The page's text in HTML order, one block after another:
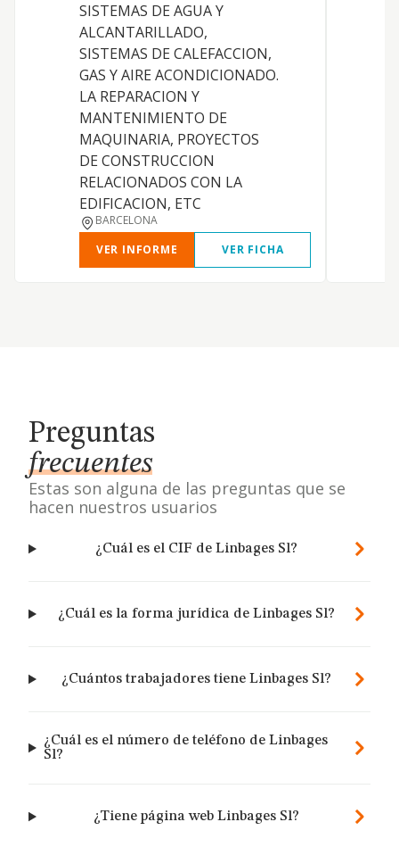
SISTEMAS DE AGUA Y
ALCANTARILLADO,
SISTEMAS DE CALEFACCION,
GAS Y AIRE ACONDICIONADO.
LA REPARACION Y
MANTENIMIENTO DE
MAQUINARIA, PROYECTOS
DE CONSTRUCCION
RELACIONADOS CON LA
EDIFICACION, ETC
BARCELONA
VER INFORME
VER FICHA
Preguntas
frecuentes
Estas son alguna de las preguntas que se
hacen nuestros usuarios
¿Cuál es el CIF de Linbages Sl?
¿Cuál es la forma jurídica de Linbages Sl?
¿Cuántos trabajadores tiene Linbages Sl?
¿Cuál es el número de teléfono de Linbages
Sl?
¿Tiene página web Linbages Sl?